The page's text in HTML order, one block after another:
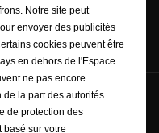
Newsletter
Notre site peut
envoyer des publicités
cookies peuvent être
en dehors de l'Espace
ne pas encore
la part des autorités
de protection des
basé sur votre